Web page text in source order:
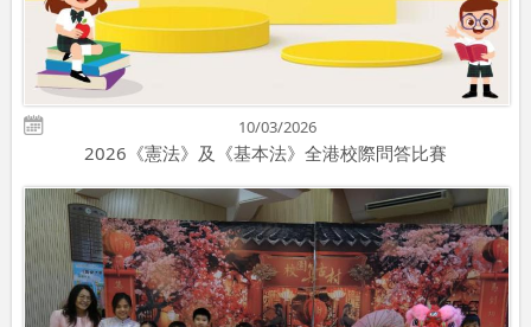
10/03/2026
2026《憲法》及《基本法》全港校際問答比賽